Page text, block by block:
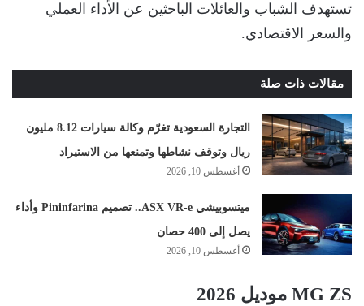
تستهدف الشباب والعائلات الباحثين عن الأداء العملي
والسعر الاقتصادي.
مقالات ذات صلة
التجارة السعودية تغرّم وكالة سيارات 8.12 مليون
ريال وتوقف نشاطها وتمنعها من الاستيراد
أغسطس 10, 2026
ميتسوبيشي ASX VR-e.. تصميم Pininfarina وأداء
يصل إلى 400 حصان
أغسطس 10, 2026
MG ZS موديل 2026